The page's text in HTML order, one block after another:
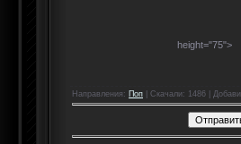
height="75">
Направления : Поп Скачали: 1486 |